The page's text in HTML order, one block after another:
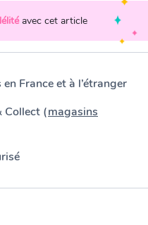
avec cet article
France et à l’étranger
Collect (magasins